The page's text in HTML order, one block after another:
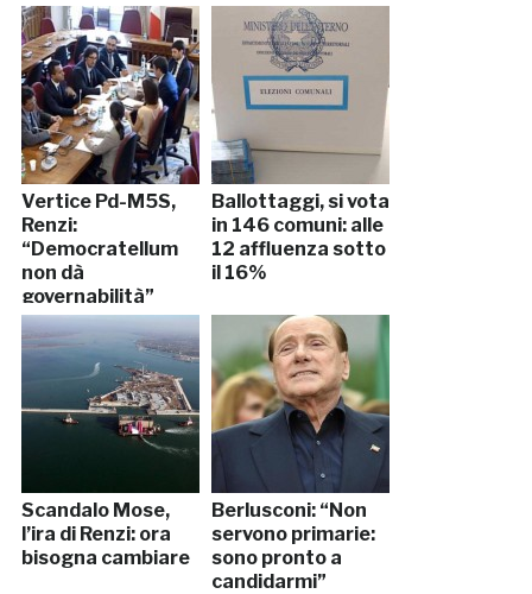
Vertice Pd-M5S,
Renzi:
“Democratellum
non dà
governabilità”
Ballottaggi, si vota
in 146 comuni: alle
12 affluenza sotto
il 16%
Scandalo Mose,
l’ira di Renzi: ora
bisogna cambiare
Berlusconi: “Non
servono primarie:
sono pronto a
candidarmi”